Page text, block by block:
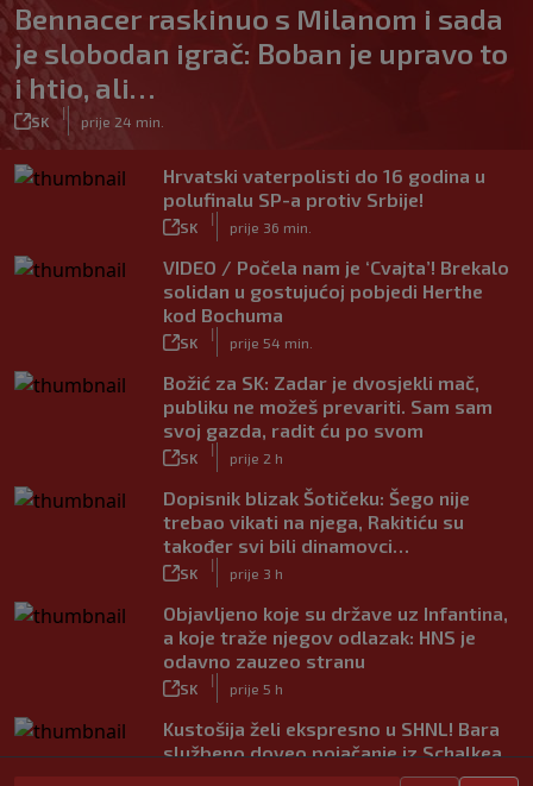
Bennacer raskinuo s Milanom i sada
je slobodan igrač: Boban je upravo to
i htio, ali…
SK
|
prije 24 min.
Hrvatski vaterpolisti do 16 godina u
polufinalu SP-a protiv Srbije!
SK
|
prije 36 min.
VIDEO / Počela nam je ‘Cvajta’! Brekalo
solidan u gostujućoj pobjedi Herthe
kod Bochuma
SK
|
prije 54 min.
Božić za SK: Zadar je dvosjekli mač,
publiku ne možeš prevariti. Sam sam
svoj gazda, radit ću po svom
SK
|
prije 2 h
Dopisnik blizak Šotičeku: Šego nije
trebao vikati na njega, Rakitiću su
također svi bili dinamovci…
SK
|
prije 3 h
Objavljeno koje su države uz Infantina,
a koje traže njegov odlazak: HNS je
odavno zauzeo stranu
SK
|
prije 5 h
Kustošija želi ekspresno u SHNL! Bara
službeno doveo pojačanje iz Schalkea